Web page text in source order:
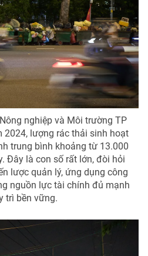
nghiệp và Môi trường TP
2024, lượng rác thải sinh hoạt
trung bình khoảng từ 13.000
Đây là con số rất lớn, đòi hỏi
lược quản lý, ứng dụng công
nguồn lực tài chính đủ mạnh
trì bền vững.